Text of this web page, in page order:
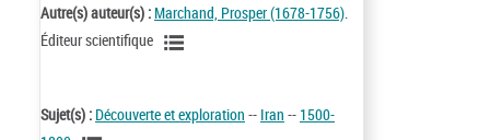
Autre(s) auteur(s) : Marchand, Prosper (1678-1756)
Éditeur scientifique
Sujet(s) : Découverte et exploration -- Iran -- 1500-